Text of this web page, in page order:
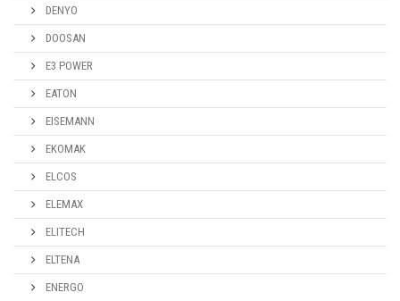
DENYO
DOOSAN
E3 POWER
EATON
EISEMANN
EKOMAK
ELCOS
ELEMAX
ELITECH
ELTENA
ENERGO